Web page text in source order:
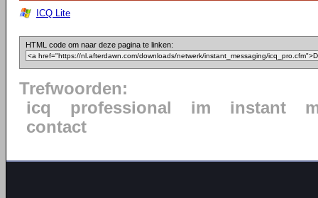
ICQ Lite
HTML code om naar deze pagina te linken:
Trefwoorden:
icq
professional im instant
contact